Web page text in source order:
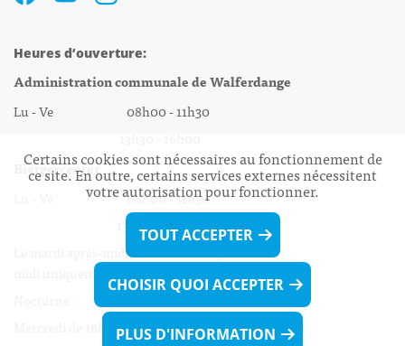
Heures d’ouverture:
Administration communale de Walferdange
Lu - Ve 08h00 - 11h30
Biergercenter
Lu - Ve 08h00 - 11h30
13h30 - 16h00
Le mardi après-midi et le vendredi après-
midi uniquement sur Rdv.
Mercredi de 16h00 - 18h45 uniquement sur Rdv
Certains cookies sont nécessaires au fonctionnement de
ce site. En outre, certains services externes nécessitent
votre autorisation pour fonctionner.
TOUT ACCEPTER
CHOISIR QUOI ACCEPTER
PLUS D'INFORMATION